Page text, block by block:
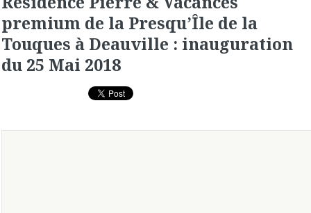
premium de la Presqu’Île de la
Touques à Deauville : inauguration
du 25 Mai 2018